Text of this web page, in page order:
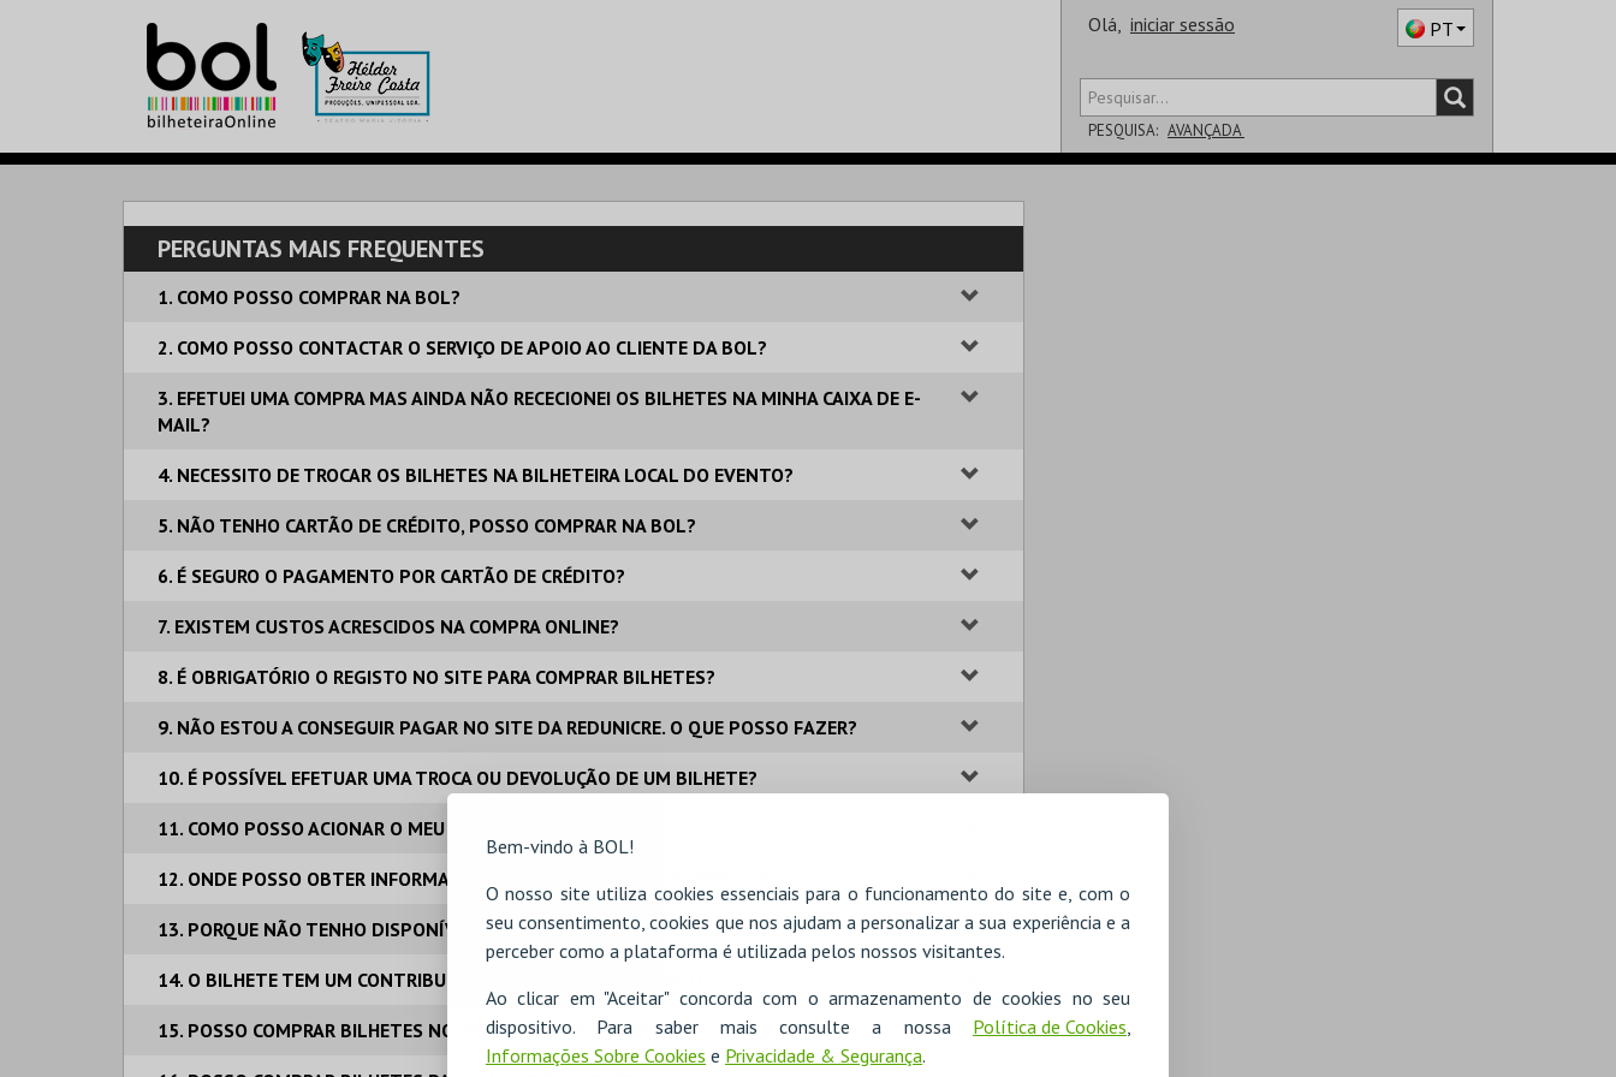
Bem-vindo à BOL!
O nosso site utiliza cookies essenciais para o funcionamento do site e, com o
seu consentimento, cookies que nos ajudam a personalizar a sua experiência e a
perceber como a plataforma é utilizada pelos nossos visitantes.
Ao clicar em "Aceitar" concorda com o armazenamento de cookies no seu
dispositivo. Para saber mais consulte a nossa Política de Cookies
Informações Sobre Cookies e Privacidade & Segurança.
Olá, iniciar sessão PT
PESQUISA: AVANÇADA
PERGUNTAS MAIS FREQUENTES
1. COMO POSSO COMPRAR NA BOL?
2. COMO POSSO CONTACTAR O SERVIÇO DE APOIO AO CLIENTE DA BOL?
3. EFETUEI UMA COMPRA MAS AINDA NÃO RECECIONEI OS BILHETES NA MINHA CAIXA DE E-
MAIL?
4. NECESSITO DE TROCAR OS BILHETES NA BILHETEIRA LOCAL DO EVENTO?
5. NÃO TENHO CARTÃO DE CRÉDITO, POSSO COMPRAR NA BOL?
6. É SEGURO O PAGAMENTO POR CARTÃO DE CRÉDITO?
7. EXISTEM CUSTOS ACRESCIDOS NA COMPRA ONLINE?
8. É OBRIGATÓRIO O REGISTO NO SITE PARA COMPRAR BILHETES?
9. NÃO ESTOU A CONSEGUIR PAGAR NO SITE DA REDUNICRE. O QUE POSSO FAZER?
10. É POSSÍVEL EFETUAR UMA TROCA OU DEVOLUÇÃO DE UM BILHETE?
11. COMO POSSO ACIONAR O MEU SEGURO DE BILHETEIRA?
12. ONDE POSSO OBTER INFORMAÇÕES ADICIONAIS SOBRE OS EVENTOS?
13. PORQUE NÃO TENHO DISPONÍVEL O PAGAMENTO POR MULTIBANCO?
14. O BILHETE TEM UM CONTRIBUINTE E NOME QUE NÃO O MEU.
15. POSSO COMPRAR BILHETES NO PRÓPRIO DIA DO EVENTO?